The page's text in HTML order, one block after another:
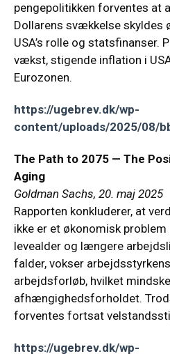
pengepolitikken forventes at
Dollarens svækkelse skyldes
USA’s rolle og statsfinanser.
vækst, stigende inflation i
Eurozonen.
https://ugebrev.dk/wp-
content/uploads/2025/08/
The Path to 2075 — The
Aging
Goldman Sachs, 20. maj 2025
Rapporten konkluderer, at
ikke er et økonomisk
levealder og længere
falder, vokser
arbejdsforløb, hvilket
afhængighedsforholdet.
forventes fortsat
https://ugebrev.dk/wp-